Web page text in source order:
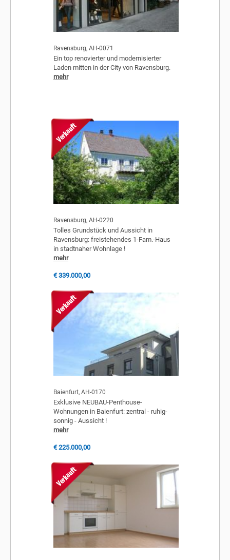
Ravensburg, AH-0071
Ein top renovierter und modernisierter
Laden mitten in der City von Ravensburg.
mehr
Ravensburg, AH-0220
Tolles Grundstück und Aussicht in
Ravensburg: freistehendes 1-Fam.-Haus
in stadtnaher Wohnlage !
mehr
€ 339.000,00
Baienfurt, AH-0170
Exklusive NEUBAU-Penthouse-
Wohnungen in Baienfurt: zentral - ruhig-
sonnig - Aussicht !
mehr
€ 225.000,00